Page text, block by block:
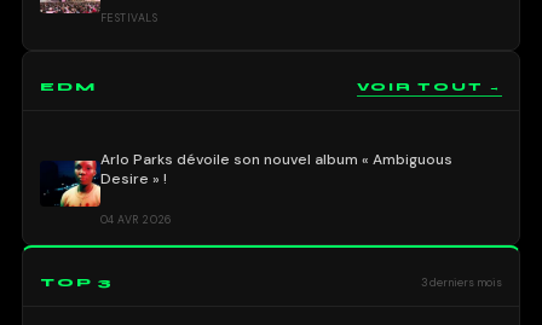
FESTIVALS
EDM VOIR TOUT →
Arlo Parks dévoile son nouvel album « Ambiguous
Desire » !
04 AVR 2026
TOP 3 3 derniers mois